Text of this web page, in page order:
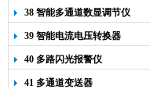
38 智能多通道数显调节仪
39 智能电流电压转换器
40 多路闪光报警仪
41 多通道变送器